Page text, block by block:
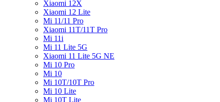
Xiaomi 12X
Xiaomi 12 Lite
Mi 11/11 Pro
Xiaomi 11T/11T Pro
Mi 11i
Mi 11 Lite 5G
Xiaomi 11 Lite 5G NE
Mi 10 Pro
Mi 10
Mi 10T/10T Pro
Mi 10 Lite
Mi 10T Lite